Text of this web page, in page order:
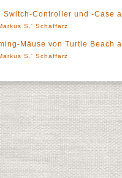
Controller und -Case
S.' Schaffarz
Mäuse von Turtle Beach
S.' Schaffarz